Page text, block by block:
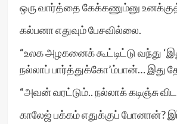
ஒரு வார்த்தை கேக்கணும்னு
கல்பனா எதுவும் பேசவில்லை.
“உலக அழகனைக் கூட்டிட்டு வந்து
நல்லாப் பார்த்துக்கோ’ம்பான்… இது
“அவன் வரட்டும்.. நல்லாக் கடிஞ்சு
காலேஜ் பக்கம் எதுக்குப் போனான்?